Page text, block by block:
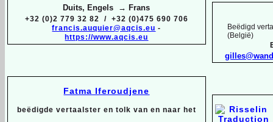
Beëdigd
(België)
Duits, Engels → Frans
+32 (0)2 779 32 82 / +32 (0)475 690 706
francis.auquier@aqcis.eu -
https://www.aqcis.eu
Fatma Iferoudjene
beëdigde vertaalster en tolk van en naar het